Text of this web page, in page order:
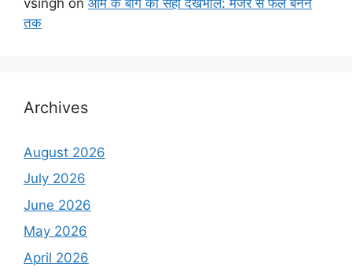
तक
Archives
August 2026
July 2026
June 2026
May 2026
April 2026